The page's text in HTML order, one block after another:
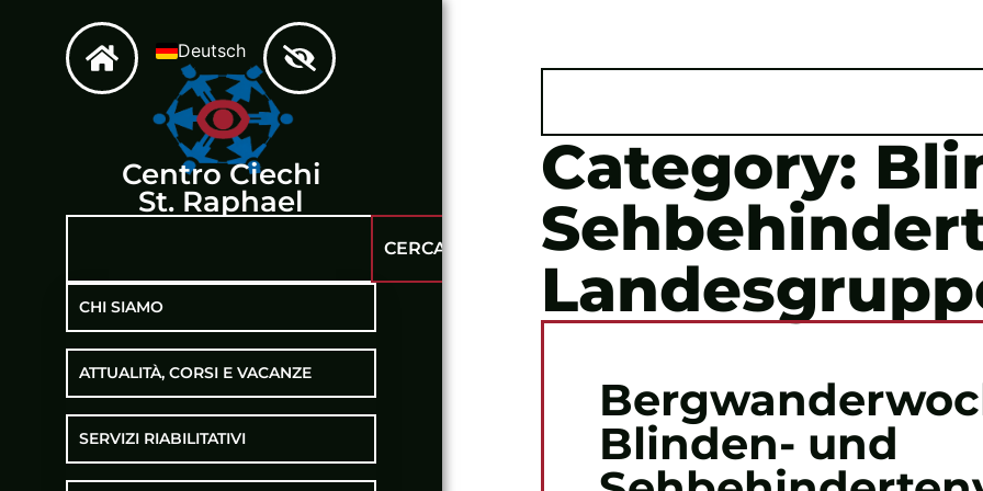
Deutsch
Centro Ciechi
St. Raphael
CERCA
CHI SIAMO
ATTUALITÀ, CORSI E VACANZE
SERVIZI RIABILITATIVI
Category:
Blinden- und